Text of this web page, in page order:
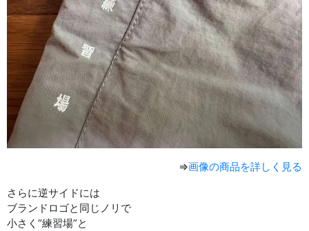
⇒画像の商品を詳しく見る
さらに逆サイドには
ブランドロゴと同じノリで
小さく“練習場”と